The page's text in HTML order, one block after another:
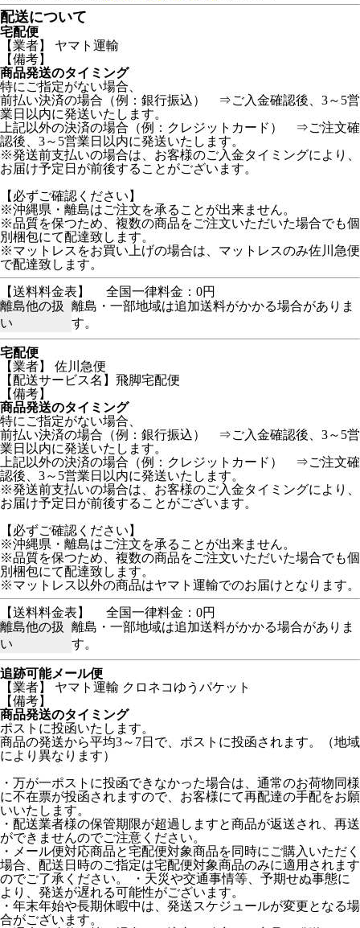
配送について
宅配便
【業者】 ヤマト運輸
【備考】
商品発送のタイミング
特にご指定がない場合、
前払い決済の場合（例：銀行振込） ⇒ご入金確認後、3～5営
業日以内に発送いたします。
上記以外の決済の場合（例：クレジットカード） ⇒ご注文確
認後、3～5営業日以内に発送いたします。
※発送前支払いの場合は、お客様のご入金タイミングにより、
お届け予定日が前後することがございます。
【必ずご確認ください】
※沖縄県・離島はご注文を承ることが出来ません。
※品質を保つため、複数の商品をご注文いただいた場合でも個
別梱包にて配達致します。
※マットレスをお買い上げの場合は、マットレスのみ佐川急便
で配達致します。
【送料料金表】
全国一律料金：0円
離島他の扱
い
離島・一部地域は追加送料がかかる場合がありま
す。
宅配便
【業者】 佐川急便
【配送サービス名】飛脚宅配便
【備考】
商品発送のタイミング
特にご指定がない場合、
前払い決済の場合（例：銀行振込） ⇒ご入金確認後、3～5営
業日以内に発送いたします。
上記以外の決済の場合（例：クレジットカード） ⇒ご注文確
認後、3～5営業日以内に発送いたします。
※発送前支払いの場合は、お客様のご入金タイミングにより、
お届け予定日が前後することがございます。
【必ずご確認ください】
※沖縄県・離島はご注文を承ることが出来ません。
※品質を保つため、複数の商品をご注文いただいた場合でも個
別梱包にて配達致します。
※マットレス以外の商品はヤマト運輸でのお届けとなります。
【送料料金表】
全国一律料金：0円
離島他の扱
い
離島・一部地域は追加送料がかかる場合がありま
す。
追跡可能メール便
【業者】 ヤマト運輸 クロネコゆうパケット
【備考】
商品発送のタイミング
ポストに投函いたします。
商品の発送から平均3～7日で、ポストに投函されます。（地域
により異なります）
・万が一ポストに投函できなかった場合は、通常のお荷物同様
に不在票が投函されますので、お客様にて再配達の手配をお願
いいたします。
・配送業者様の保管期限が超過しますと商品が返送され、再送
ができませんのでご注意ください。
・メール便対応商品と宅配便対象商品を同時にご購入いただく
場合、配送日時のご指定は宅配便対象商品のみに適用されます
のでご了承ください。 ・天災や交通事情等、予期せぬ事態に
より、発送が遅れる可能性がございます。
・年末年始や長期休暇中は、発送スケジュールが変更となる場
合がございます。